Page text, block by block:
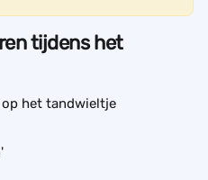
tijdens het
het tandwieltje